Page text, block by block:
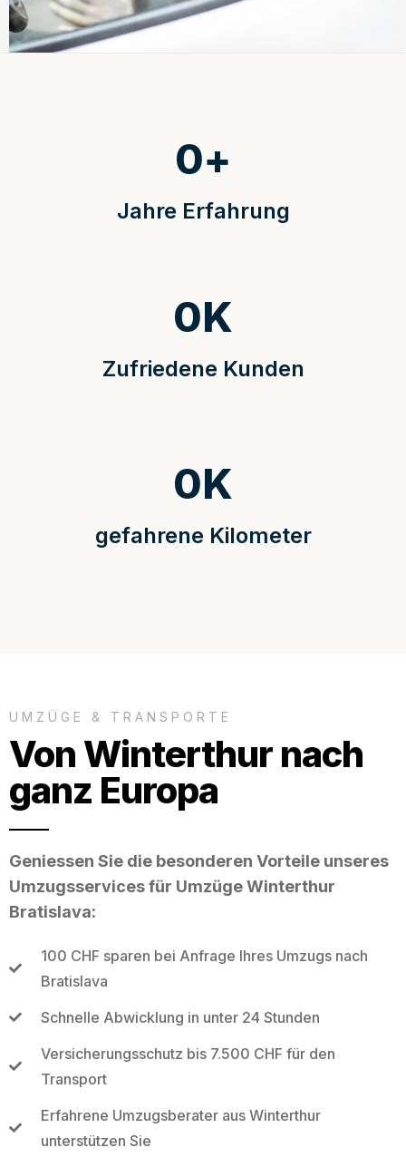
Jahre Erfahrung
0+
Zufriedene Kunden
0K
gefahrene Kilometer
0K
UMZÜGE & TRANSPORTE
Von Winterthur nach
ganz Europa
Geniessen Sie die besonderen Vorteile unseres
Umzugsservices für Umzüge Winterthur
Bratislava:
100 CHF sparen bei Anfrage Ihres Umzugs nach
Bratislava
Schnelle Abwicklung in unter 24 Stunden
Versicherungsschutz bis 7.500 CHF für den
Transport
Erfahrene Umzugsberater aus Winterthur
unterstützen Sie